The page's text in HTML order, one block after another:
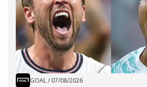
GOAL/ 07/08/2026